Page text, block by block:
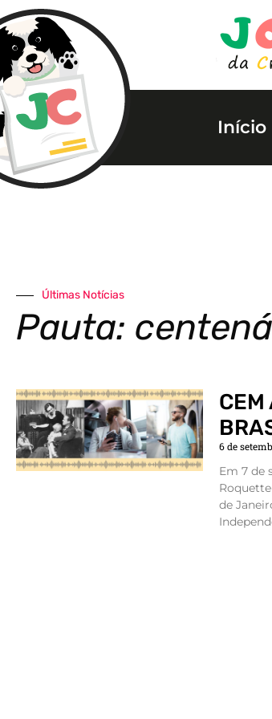
Início
Últimas Notícias
Pauta:
CEM
6 de
Em 7 de
de